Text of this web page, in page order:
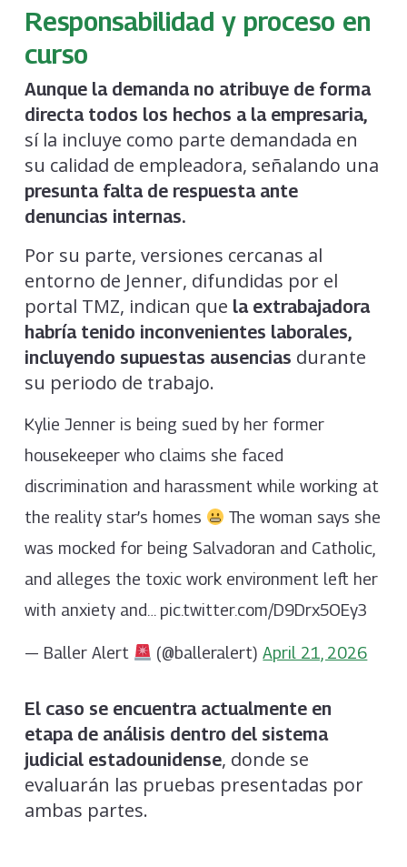
Responsabilidad y proceso en
curso
Aunque la demanda no atribuye de forma
directa todos los hechos a la empresaria,
sí la incluye como parte demandada en
su calidad de empleadora, señalando una
presunta falta de respuesta ante
denuncias internas.
Por su parte, versiones cercanas al
entorno de Jenner, difundidas por el
portal TMZ, indican que la extrabajadora
habría tenido inconvenientes laborales,
incluyendo supuestas ausencias durante
su periodo de trabajo.
Kylie Jenner is being sued by her former
housekeeper who claims she faced
discrimination and harassment while working at
the reality star’s homes
The woman says she
was mocked for being Salvadoran and Catholic,
and alleges the toxic work environment left her
with anxiety and… pic.twitter.com/D9Drx5OEy3
— Baller Alert (@balleralert)April 21, 2026
El caso se encuentra actualmente en
etapa de análisis dentro del sistema
judicial estadounidense, donde se
evaluarán las pruebas presentadas por
ambas partes.